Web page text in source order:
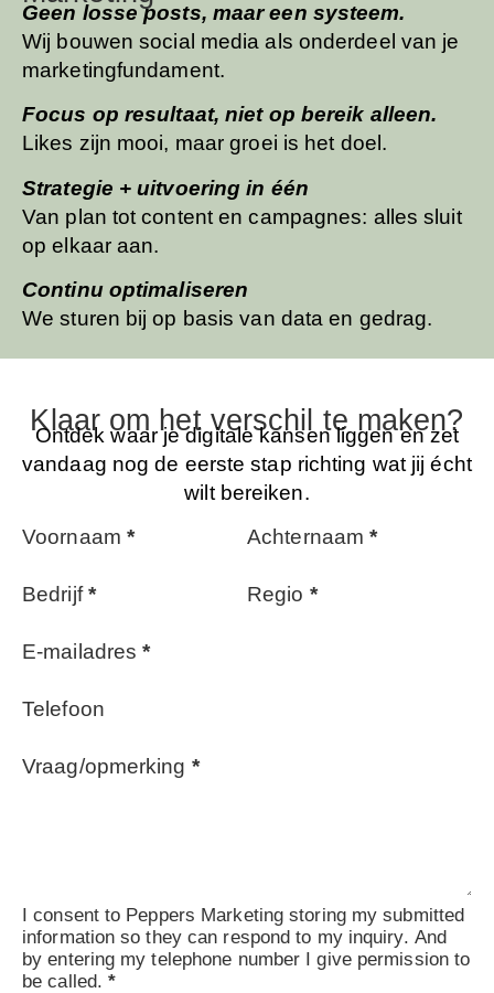
Geen losse posts, maar een systeem.
Wij bouwen social media als onderdeel van je
marketingfundament.
Focus op resultaat, niet op bereik alleen.
Likes zijn mooi, maar groei is het doel.
Strategie + uitvoering in één
Van plan tot content en campagnes: alles sluit
op elkaar aan.
Continu optimaliseren
We sturen bij op basis van data en gedrag.
Klaar om het verschil te maken?​
Ontdek waar je digitale kansen liggen en zet
vandaag nog de eerste stap richting wat jij écht
wilt bereiken.
Voornaam * Achternaam *
Bedrijf * Regio *
E-mailadres *
Telefoon
Vraag/opmerking *
I consent to Peppers Marketing storing my submitted
information so they can respond to my inquiry. And
by entering my telephone number I give permission to
be called. *